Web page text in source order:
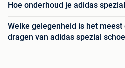
Hoe onderhoud je adidas
Welke gelegenheid is het
dragen van adidas spezial